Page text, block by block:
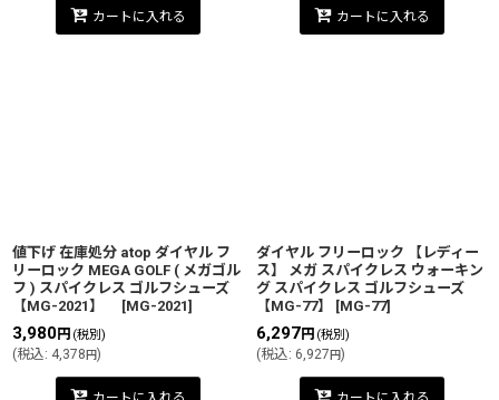
カートに入れる カートに入れる
値下げ 在庫処分 atop ダイヤル フ
リーロック MEGA GOLF ( メガゴル
フ ) スパイクレス ゴルフシューズ
【MG-2021】
[MG-2021]
3,980円 (税別)
(税込: 4,378 円)
ダイヤル フリーロック 【レディー
ス】 メガ スパイクレス ウォーキン
グ スパイクレス ゴルフシューズ
【MG-77】
[MG-77]
6,297円 (税別)
(税込: 6,927 円)